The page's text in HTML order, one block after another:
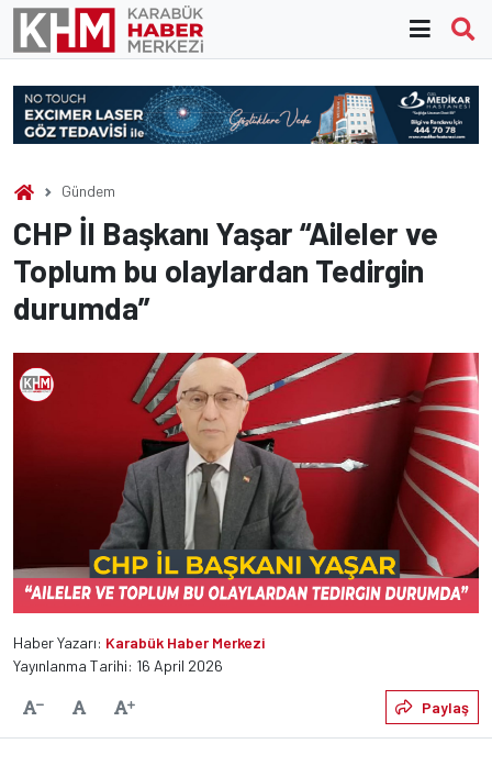
Skip
content
Gündem
CHP İl Başkanı Yaşar “Aileler ve
Toplum bu olaylardan Tedirgin
durumda”
Haber Yazarı: Karabük Haber Merkezi
Yayınlanma Tarihi: 16 April 2026
Yazıyı KüçültVarsayılanYazıyı Büyüt Paylaş